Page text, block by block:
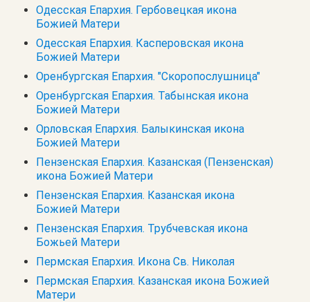
Одесская Епархия. Гербовецкая икона
Божией Матери
Одесская Епархия. Касперовская икона
Божией Матери
Оренбургская Епархия. "Скоропослушница"
Оренбургская Епархия. Табынская икона
Божией Матери
Орловская Епархия. Балыкинская икона
Божией Матери
Пензенская Епархия. Казанская (Пензенская)
икона Божией Матери
Пензенская Епархия. Казанская икона
Божией Матери
Пензенская Епархия. Трубчевская икона
Божьей Матери
Пермская Епархия. Икона Св. Николая
Пермская Епархия. Казанская икона Божией
Матери